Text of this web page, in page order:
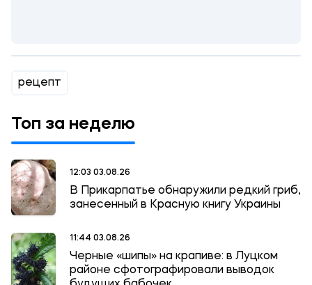
рецепт
Топ за неделю
12:03 03.08.26
В Прикарпатье обнаружили редкий гриб,
занесенный в Красную книгу Украины
11:44 03.08.26
Черные «шипы» на крапиве: в Луцком
районе сфотографировали выводок